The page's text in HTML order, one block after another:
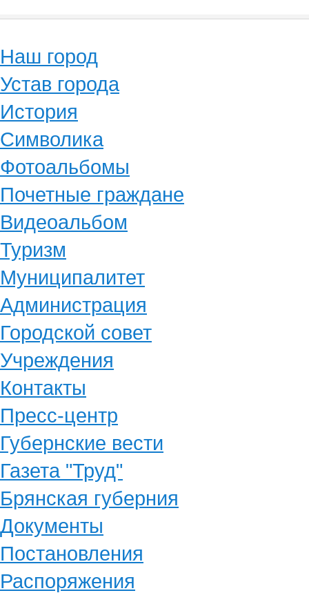
Наш город
Устав города
История
Символика
Фотоальбомы
Почетные граждане
Видеоальбом
Туризм
Муниципалитет
Администрация
Городской совет
Учреждения
Контакты
Пресс-центр
Губернские вести
Газета "Труд"
Брянская губерния
Документы
Постановления
Распоряжения